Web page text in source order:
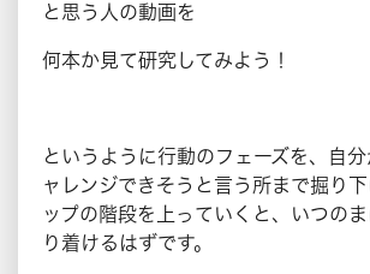
と思う人の動画を
何本か見て研究してみよう！
というように行動のフェーズを、自
ャレンジできそうと言う所まで掘り下
ップの階段を上っていくと、いつの
り着けるはずです。